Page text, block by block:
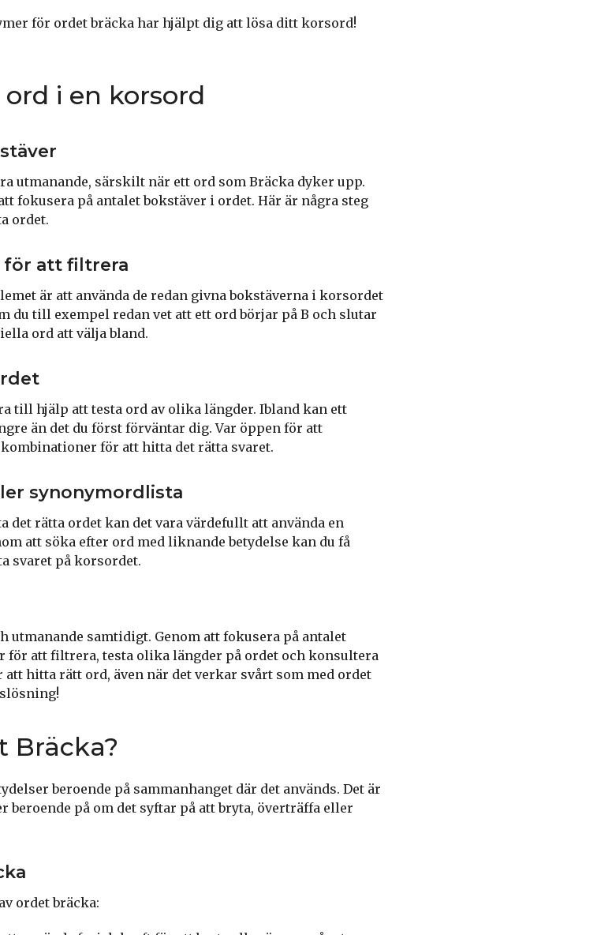
för ordet bräcka har hjälpt dig att lösa ditt korsord!
i en korsord
utmanande, särskilt när ett ord som Bräcka dyker upp.
fokusera på antalet bokstäver i ordet. Här är några steg
ordet.
för att filtrera
är att använda de redan givna bokstäverna i korsordet
du till exempel redan vet att ett ord börjar på B och slutar
ord att välja bland.
till hjälp att testa ord av olika längder. Ibland kan ett
än det du först förväntar dig. Var öppen för att
för att hitta det rätta svaret.
synonymordlista
det rätta ordet kan det vara värdefullt att använda en
att söka efter ord med liknande betydelse kan du få
svaret på korsordet.
utmanande samtidigt. Genom att fokusera på antalet
för att filtrera, testa olika längder på ordet och konsultera
hitta rätt ord, även när det verkar svårt som med ordet
Bräcka?
beroende på sammanhanget där det används. Det är
beroende på om det syftar på att bryta, överträffa eller
ordet bräcka: